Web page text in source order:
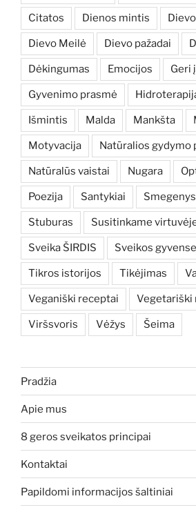
Citatos Dienos mintis
Dievo Meilė Dievo pažadai
Dėkingumas Emocijos Geri
Gyvenimo prasmė
Išmintis Malda Mankšta
Motyvacija Natūralios gydymo
Natūralūs vaistai Nugara
Poezija Santykiai Smegenys
Stuburas Susitinkame
Sveika ŠIRDIS Sveikos
Tikros istorijos Tikėjimas
Veganiški receptai Vegetariški
Viršsvoris Vėžys Šeima
Pradžia
Apie mus
8 geros sveikatos principai
Kontaktai
Papildomi informacijos šaltiniai